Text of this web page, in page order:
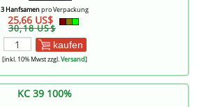
3 Hanfsamenpro Verpackung
25,66 US$
30,18 US$
kaufen
[inkl. 10% Mwst zzgl.Versand]
KC 39 100%